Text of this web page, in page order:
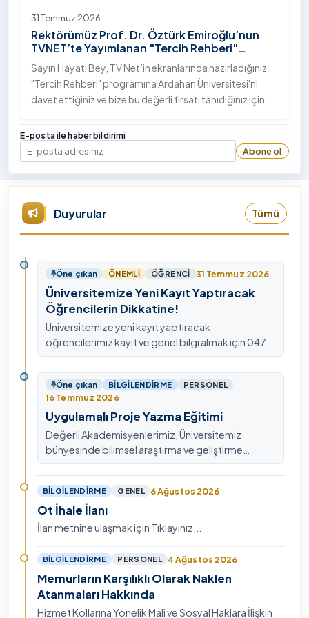
31 Temmuz 2026
Rektörümüz Prof. Dr. Öztürk Emiroğlu’nun
TVNET’te Yayımlanan "Tercih Rehberi"
Programındaki Röportajı
Sayın Hayati Bey, TV Net’in ekranlarında hazırladığınız
"Tercih Rehberi" programına Ardahan Üniversitesi'ni
davet ettiğiniz ve bize bu değerli fırsatı tanıdığınız için
teşekkürlerimi sunuyorum.
E-posta ile haber bildirimi
E-posta
Abone ol
Duyurular Tümü
Öne çıkan ÖNEMLI ÖĞRENCI 31 Temmuz 2026
Üniversitemize Yeni Kayıt Yaptıracak
Öğrencilerin Dikkatine!
Üniversitemize yeni kayıt yaptıracak
öğrencilerimiz kayıt ve genel bilgi almak için 0478
211 75 75 Dahili: 1913 nolu telefondan
ulaşabilirsiniz.
Öne çıkan BILGILENDIRME PERSONEL
16 Temmuz 2026
Uygulamalı Proje Yazma Eğitimi
Değerli Akademisyenlerimiz, Üniversitemiz
bünyesinde bilimsel araştırma ve geliştirme
kültürünü güçlendirmek, ulusal ve uluslararası fon
mekanizmala…
BILGILENDIRME GENEL 6 Ağustos 2026
Ot İhale İlanı
İlan metnine ulaşmak için Tıklayınız...
BILGILENDIRME PERSONEL 4 Ağustos 2026
Memurların Karşılıklı Olarak Naklen
Atanmaları Hakkında
Hizmet Kollarına Yönelik Mali ve Sosyal Haklara İlişkin